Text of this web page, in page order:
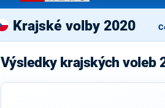
Pořady
Krajské volby 2020
Výsledky krajských voleb